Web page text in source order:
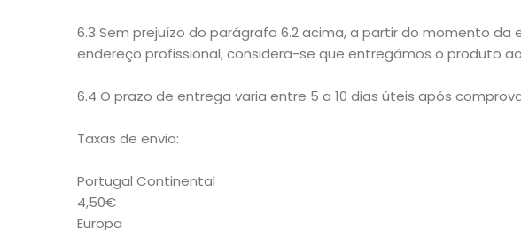
6.3 Sem prejuízo do parágrafo 6.2 acima, a partir do momento
endereço profissional, considera-se que entregámos o produto
6.4 O prazo de entrega varia entre 5 a 10 dias úteis após
Taxas de envio:
Portugal Continental
4,50€
Europa